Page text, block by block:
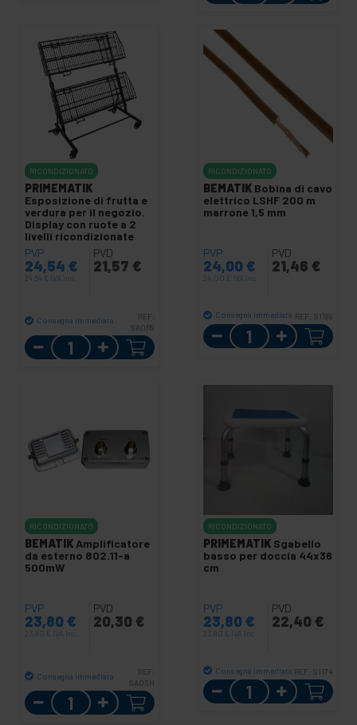
RICONDIZIONATO
PRIMEMATIK
Esposizione di frutta e
verdura per il negozio.
Display con ruote a 2
livelli ricondizionate
PVP
24,54 €
24,54 € IVA inc.
PVD
21,57 €
Consegna immediata
REF:
SA0R9
Quantità
RICONDIZIONATO
BEMATIK Bobina di cavo
elettrico LSHF 200 m
marrone 1,5 mm
PVP
24,00 €
24,00 € IVA inc.
PVD
21,46 €
Consegna immediata REF: S1189
Quantità
RICONDIZIONATO
BEMATIK Amplificatore
da esterno 802.11-a
500mW
PVP
23,80 €
23,80 € IVA inc.
PVD
20,30 €
Consegna immediata
REF:
SA03H
Quantità
RICONDIZIONATO
PRIMEMATIK Sgabello
basso per doccia 44x36
cm
PVP
23,80 €
23,80 € IVA inc.
PVD
22,40 €
Consegna immediata REF: S1174
Quantità